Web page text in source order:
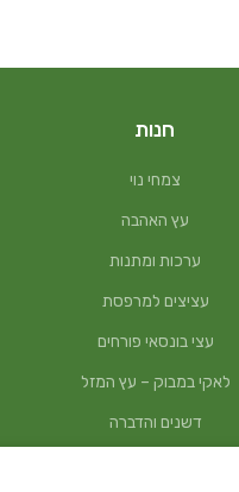
חנות
צמחי נוי
עץ האהבה
ערכות ומתנות
עציצים למרפסת
עצי בונסאי פורחים
לאקי במבוק – עץ המזל
דשנים והדברה